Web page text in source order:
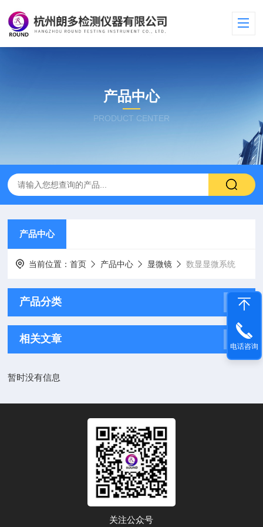
产品中心
PRODUCT CENTER
产品中心
当前位置：首页 产品中心 显微镜 数显显微系统
产品分类
相关文章
暂时没有信息
关注公众号
电话咨询